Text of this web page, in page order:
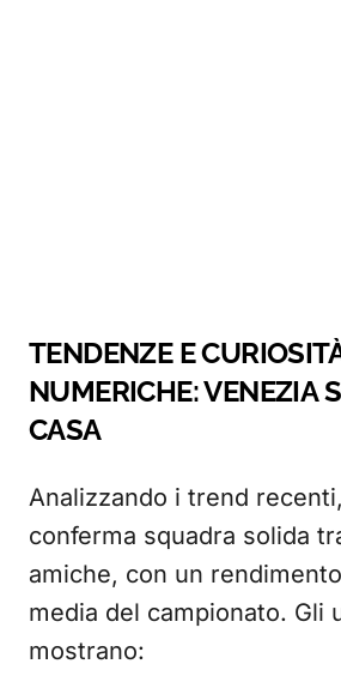
TENDENZE E
NUMERICHE: VENEZIA
CASA
Analizzando i trend recenti,
conferma squadra solida
amiche, con un
media del campionato. Gli
mostrano: